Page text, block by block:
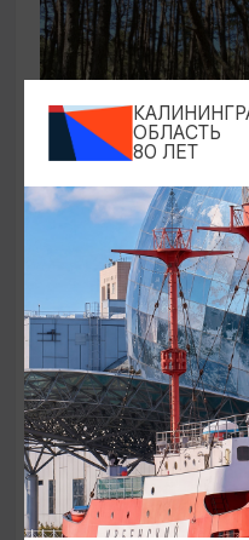
ЭКСКУРСИИ
косы»
01.02.2026 -
Куршская коса
ОТ 2500₽
ОБЛАСТЬ
80 ЛЕТ